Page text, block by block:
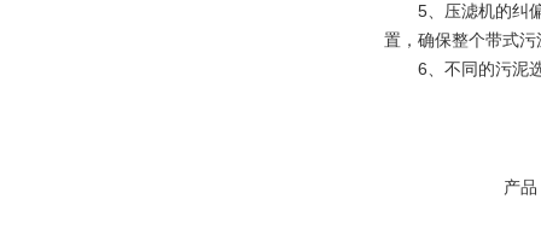
5、压滤机的纠偏
置，确保整个带式
6、不同的污泥选
产品